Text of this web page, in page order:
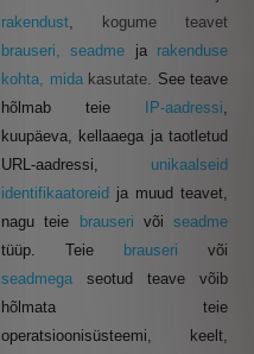
rakendust, kogume teavet
brauseri, seadme ja rakenduse
kohta, mida kasutate. See teave
hõlmab teie
IP-aadressi,
kuupäeva, kellaaega ja taotletud
URL-aadressi, unikaalseid
identifikaatoreid ja muud teavet,
nagu teie
brauseri või seadme
tüüp. Teie
brauseri või
seadmega seotud teave võib
hõlmata teie
operatsioonisüsteemi, keelt,